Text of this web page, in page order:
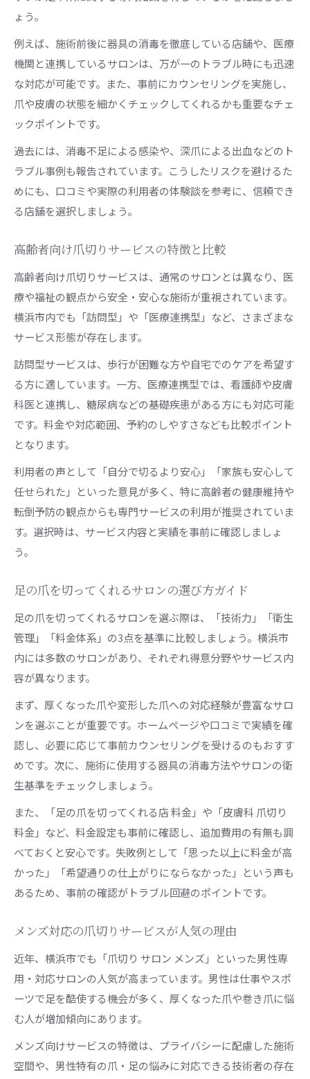
専門店と訪問サービスの違いと選び方
自宅での安全な爪切りサポート方法
爪切りの医療行為と保険適用の基本を解説
保険が使える爪切りの対象と範囲を知ろう
巻き爪や変形時の爪切りと保険の関係性
保険適用外となる爪切りサービスの理由
医療保険と介護保険の爪切り違いに注意
巻き爪や白癬時の理想的な爪切り相談先
爪切り専門サロンと医療機関どちらを選ぶか
巻き爪治療が自費になる理由と注意点
白癬症状時の正しい爪切り相談方法とは
巻き爪矯正と保険適用の違いを理解しよう
介護現場で守るべき爪切りの安全基準とは
介護職員による爪切りができる範囲と条件
医療行為に該当しない爪切りサービス活用法
基礎疾患がある場合の爪切り注意ポイント
ょう。
例えば、施術前後に器具の消毒を徹底している店舗や、医療
機関と連携しているサロンは、万が一のトラブル時にも迅速
な対応が可能です。また、事前にカウンセリングを実施し、
爪や皮膚の状態を細かくチェックしてくれるかも重要なチェ
ックポイントです。
過去には、消毒不足による感染や、深爪による出血などのト
ラブル事例も報告されています。こうしたリスクを避けるた
めにも、口コミや実際の利用者の体験談を参考に、信頼でき
る店舗を選択しましょう。
高齢者向け爪切りサービスの特徴と比較
高齢者向け爪切りサービスは、通常のサロンとは異なり、医
療や福祉の観点から安全・安心な施術が重視されています。
横浜市内でも「訪問型」や「医療連携型」など、さまざまな
サービス形態が存在します。
訪問型サービスは、歩行が困難な方や自宅でのケアを希望す
る方に適しています。一方、医療連携型では、看護師や皮膚
科医と連携し、糖尿病などの基礎疾患がある方にも対応可能
です。料金や対応範囲、予約のしやすさなども比較ポイント
となります。
利用者の声として「自分で切るより安心」「家族も安心して
任せられた」といった意見が多く、特に高齢者の健康維持や
転倒予防の観点からも専門サービスの利用が推奨されていま
す。選択時は、サービス内容と実績を事前に確認しましょ
う。
足の爪を切ってくれるサロンの選び方ガイド
足の爪を切ってくれるサロンを選ぶ際は、「技術力」「衛生
管理」「料金体系」の3点を基準に比較しましょう。横浜市
内には多数のサロンがあり、それぞれ得意分野やサービス内
容が異なります。
まず、厚くなった爪や変形した爪への対応経験が豊富なサロ
ンを選ぶことが重要です。ホームページや口コミで実績を確
認し、必要に応じて事前カウンセリングを受けるのもおすす
めです。次に、施術に使用する器具の消毒方法やサロンの衛
生基準をチェックしましょう。
また、「足の爪を切ってくれる店 料金」や「皮膚科 爪切り
料金」など、料金設定も事前に確認し、追加費用の有無も調
べておくと安心です。失敗例として「思った以上に料金が高
かった」「希望通りの仕上がりにならなかった」という声も
あるため、事前の確認がトラブル回避のポイントです。
メンズ対応の爪切りサービスが人気の理由
近年、横浜市でも「爪切り サロン メンズ」といった男性専
用・対応サロンの人気が高まっています。男性は仕事やスポ
ーツで足を酷使する機会が多く、厚くなった爪や巻き爪に悩
む人が増加傾向にあります。
メンズ向けサービスの特徴は、プライバシーに配慮した施術
空間や、男性特有の爪・足の悩みに対応できる技術者の存在